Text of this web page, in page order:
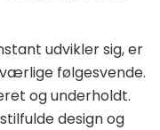
udvikler sig, er
følgesvende.
og underholdt.
design og